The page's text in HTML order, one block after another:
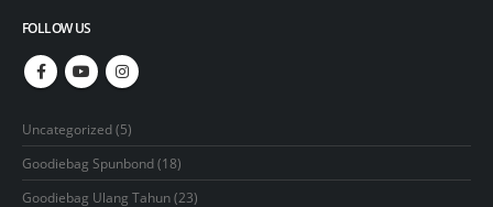
FOLLOW US
Uncategorized 55
products
Goodiebag Spunbond 1818
products
Goodiebag Ulang Tahun 2323